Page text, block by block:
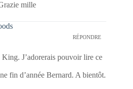
mille
RÉPONDRE
King. J’adorerais pouvoir lire ce
fin d’année Bernard. A bientôt.